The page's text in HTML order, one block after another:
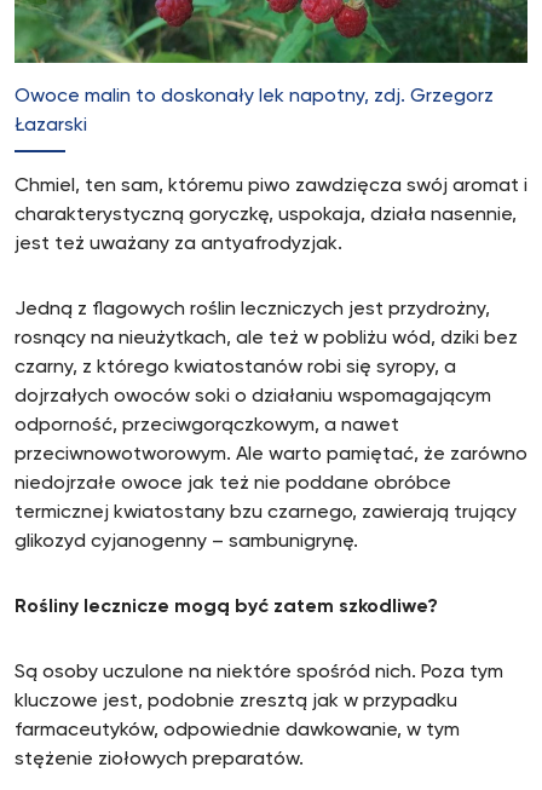
Owoce malin to doskonały lek napotny, zdj. Grzegorz
Łazarski
Chmiel, ten sam, któremu piwo zawdzięcza swój aromat i
charakterystyczną goryczkę, uspokaja, działa nasennie,
jest też uważany za antyafrodyzjak.
Jedną z flagowych roślin leczniczych jest przydrożny,
rosnący na nieużytkach, ale też w pobliżu wód, dziki bez
czarny, z którego kwiatostanów robi się syropy, a
dojrzałych owoców soki o działaniu wspomagającym
odporność, przeciwgorączkowym, a nawet
przeciwnowotworowym. Ale warto pamiętać, że zarówno
niedojrzałe owoce jak też nie poddane obróbce
termicznej kwiatostany bzu czarnego, zawierają trujący
glikozyd cyjanogenny – sambunigrynę.
Rośliny lecznicze mogą być zatem szkodliwe?
Są osoby uczulone na niektóre spośród nich. Poza tym
kluczowe jest, podobnie zresztą jak w przypadku
farmaceutyków, odpowiednie dawkowanie, w tym
stężenie ziołowych preparatów.